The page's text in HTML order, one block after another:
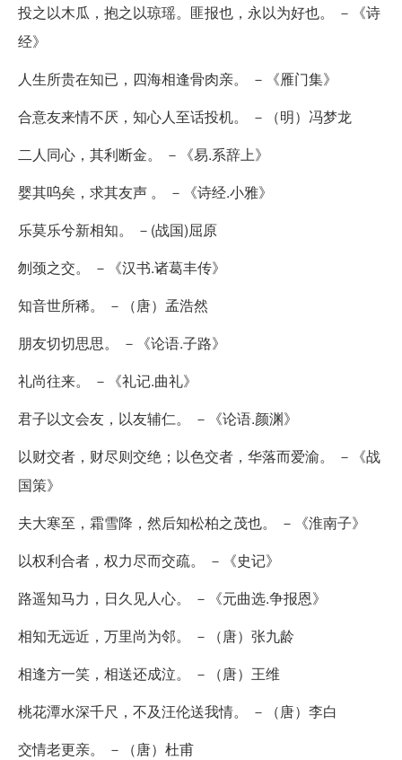
投之以木瓜，抱之以琼瑶。匪报也，永以为好也。 －《诗
经》
人生所贵在知已，四海相逢骨肉亲。 －《雁门集》
合意友来情不厌，知心人至话投机。 －（明）冯梦龙
二人同心，其利断金。 －《易.系辞上》
婴其呜矣，求其友声 。 －《诗经.小雅》
乐莫乐兮新相知。 －(战国)屈原
刎颈之交。 －《汉书.诸葛丰传》
知音世所稀。 －（唐）孟浩然
朋友切切思思。 －《论语.子路》
礼尚往来。 －《礼记.曲礼》
君子以文会友，以友辅仁。 －《论语.颜渊》
以财交者，财尽则交绝；以色交者，华落而爱渝。 －《战
国策》
夫大寒至，霜雪降，然后知松柏之茂也。 －《淮南子》
以权利合者，权力尽而交疏。 －《史记》
路遥知马力，日久见人心。 －《元曲选.争报恩》
相知无远近，万里尚为邻。 －（唐）张九龄
相逢方一笑，相送还成泣。 －（唐）王维
桃花潭水深千尺，不及汪伦送我情。 －（唐）李白
交情老更亲。 －（唐）杜甫